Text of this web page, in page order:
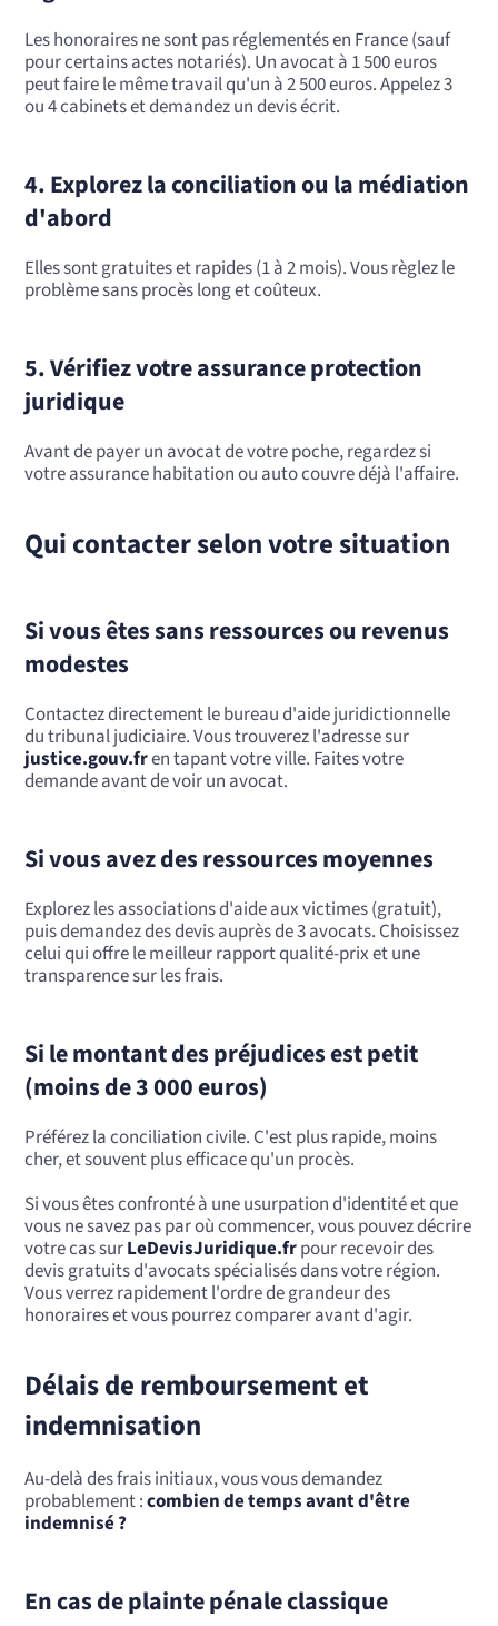
Les honoraires ne sont pas réglementés en France (sauf
pour certains actes notariés). Un avocat à 1 500 euros
peut faire le même travail qu'un à 2 500 euros. Appelez 3
ou 4 cabinets et demandez un devis écrit.
4. Explorez la conciliation ou la médiation
d'abord
Elles sont gratuites et rapides (1 à 2 mois). Vous règlez le
problème sans procès long et coûteux.
5. Vérifiez votre assurance protection
juridique
Avant de payer un avocat de votre poche, regardez si
votre assurance habitation ou auto couvre déjà l'affaire.
Qui contacter selon votre situation
Si vous êtes sans ressources ou revenus
modestes
Contactez directement le bureau d'aide juridictionnelle
du tribunal judiciaire. Vous trouverez l'adresse sur
justice.gouv.fren tapant votre ville. Faites votre
demande avant de voir un avocat.
Si vous avez des ressources moyennes
Explorez les associations d'aide aux victimes (gratuit),
puis demandez des devis auprès de 3 avocats. Choisissez
celui qui offre le meilleur rapport qualité-prix et une
transparence sur les frais.
Si le montant des préjudices est petit
(moins de 3 000 euros)
Préférez la conciliation civile. C'est plus rapide, moins
cher, et souvent plus efficace qu'un procès.
Si vous êtes confronté à une usurpation d'identité et que
vous ne savez pas par où commencer, vous pouvez décrire
votre cas surLeDevisJuridique.frpour recevoir des
devis gratuits d'avocats spécialisés dans votre région.
Vous verrez rapidement l'ordre de grandeur des
honoraires et vous pourrez comparer avant d'agir.
Délais de remboursement et
indemnisation
Au-delà des frais initiaux, vous vous demandez
probablement :combien de temps avant d'être
indemnisé ?
En cas de plainte pénale classique